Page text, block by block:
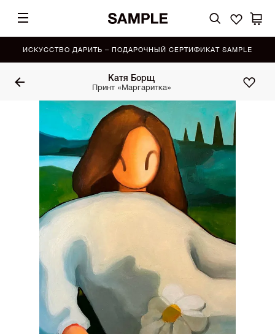
ИСКУССТВО ДАРИТЬ – ПОДАРОЧНЫЙ СЕРТИФИКАТ SAMPLE
Катя Борщ
Принт «Маргаритка»